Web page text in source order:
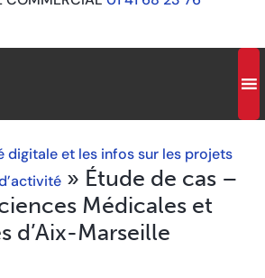
digitale et les infos sur les projets
» Étude de cas –
Médicales et
d’Aix-Marseille